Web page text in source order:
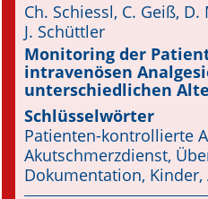
Aktuelle Ausgabe
Leitlinien
Archiv
Supplements
Supplements
Ch. Schiessl, C. Geiß,
J. Schüttler
Monitoring der
intravenösen
unterschiedlichen
Schlüsselwörter
Patienten-kontrollierte
Akutschmerzdienst,
Dokumentation, Kinder,